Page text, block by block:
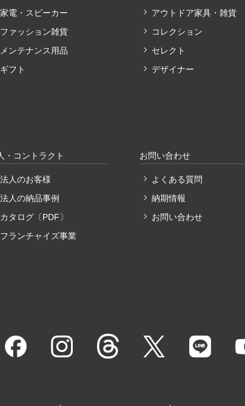
家電・スピーカー
ファッション雑貨
メンテナンス用品
ギフト
アウトドア家具・雑貨
コレクション
セレクト
デザイナー
・コントラクト
法人のお客様
法人の納品事例
カタログ〔PDF〕
フランチャイズ事業
お問い合わせ
よくある質問
納期情報
お問い合わせ